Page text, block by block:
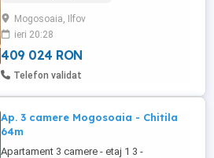
Mogosoaia, Ilfov
ieri 20:28
409 024 RON
Telefon validat
Ap. 3 camere Mogosoaia - Chitila
64m
Apartament 3 camere - etaj 1 3 -